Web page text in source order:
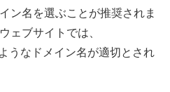
ン名を選ぶことが推奨されま
ェブサイトでは、
うなドメイン名が適切とされ